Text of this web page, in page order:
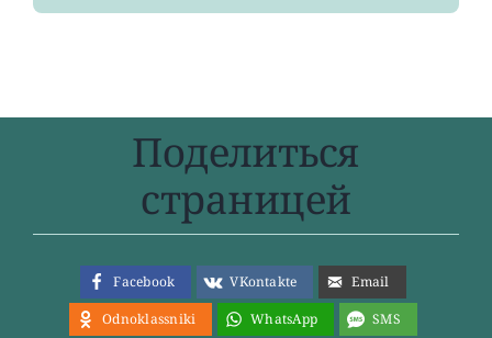
Поделиться
страницей
Facebook VKontakte
Email
Odnoklassniki
WhatsApp
SMS